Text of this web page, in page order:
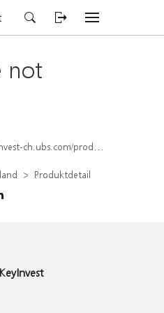
not
produkt/detail/index/isin/CH1567387035
Produktdetail